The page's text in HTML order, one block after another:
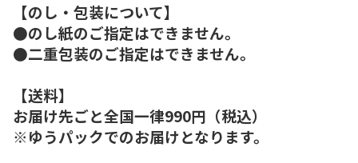
【のし・包装について】
●のし紙のご指定はできません。
●二重包装のご指定はできません。
【送料】
お届け先ごと全国一律990円（税込）
※ゆうパックでのお届けとなります。